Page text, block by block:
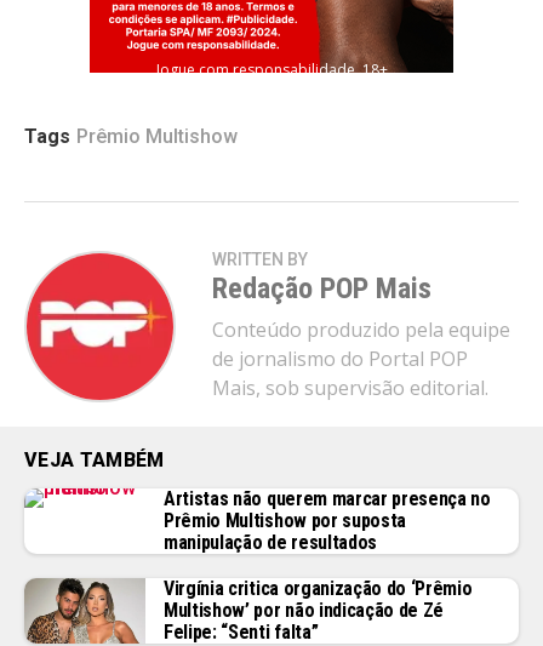
Jogue com responsabilidade. 18+
Tags Prêmio Multishow
WRITTEN BY
Redação POP Mais
Conteúdo produzido pela equipe
de jornalismo do Portal POP
Mais, sob supervisão editorial.
VEJA TAMBÉM
Artistas não querem marcar presença no
Prêmio Multishow por suposta
manipulação de resultados
Virgínia critica organização do ‘Prêmio
Multishow’ por não indicação de Zé
Felipe: “Senti falta”